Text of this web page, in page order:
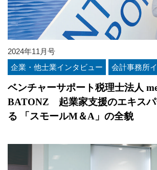
2024年11月号
企業・他士業インタビュー
会計事務所
ベンチャーサポート税理士法人
BATONZ 起業家支援のエキスパ
る 「スモールM＆A」の全貌